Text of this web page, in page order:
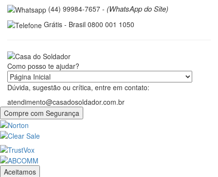
(44) 99984-7657 - (WhatsApp do Site)
Grátis - Brasil 0800 001 1050
Como posso te ajudar?
Dúvida, sugestão ou crítica, entre em contato:
atendimento@casadosoldador.com.br
Compre com Segurança
Aceitamos